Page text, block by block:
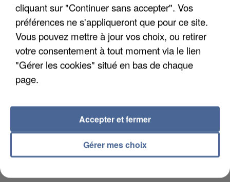
ANGELE
What You Want
REMA
Calm Down
ASAF AVIDAN
One Day
BRUNO MARS BEBE REXHA KYO
cliquant sur "Continuer sans accepter". Vos
préférences ne s'appliqueront que pour ce site.
Vous pouvez mettre à jour vos choix, ou retirer
votre consentement à tout moment via le lien
"Gérer les cookies" situé en bas de chaque
page.
Gérer mes choix
Accepter et fermer